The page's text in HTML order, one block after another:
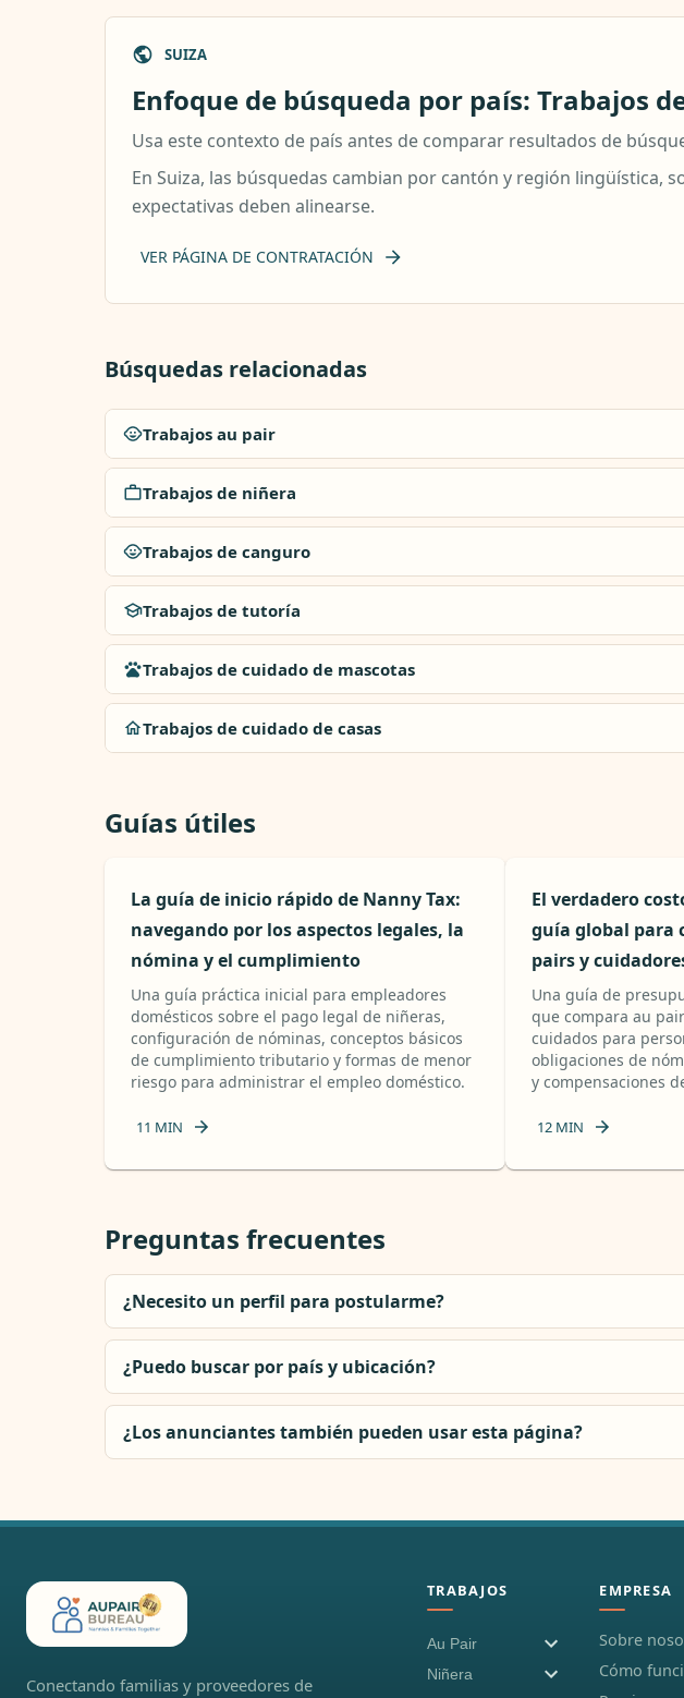
SUIZA
Enfoque de búsqueda por país: Trabajos
Usa este contexto de país antes de comparar resultados de
En Suiza, las búsquedas cambian por cantón y región lingüística,
expectativas deben alinearse.
VER PÁGINA DE CONTRATACIÓN
Búsquedas relacionadas
Trabajos au pair
Trabajos de niñera
Trabajos de canguro
Trabajos de tutoría
Trabajos de cuidado de mascotas
Trabajos de cuidado de casas
Guías útiles
La guía de inicio rápido de Nanny Tax:
navegando por los aspectos legales, la
nómina y el cumplimiento
Una guía práctica inicial para empleadores
domésticos sobre el pago legal de niñeras,
configuración de nóminas, conceptos básicos
de cumplimiento tributario y formas de menor
riesgo para administrar el empleo doméstico.
11 MIN
El verdadero
guía global para
pairs y
Una guía de
que compara au
cuidados para
obligaciones de
y compensaciones
12MIN
Preguntas frecuentes
¿Necesito un perfil para postularme?
¿Puedo buscar por país y ubicación?
¿Los anunciantes también pueden usar esta página?
Conectando familias y proveedores de
TRABAJOS
Au Pair
Niñera
EMPRESA
Sobre
Cómo